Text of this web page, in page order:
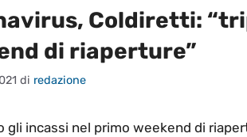
Coldiretti:
di riaperture”
di redazione
gli incassi nel primo weekend di